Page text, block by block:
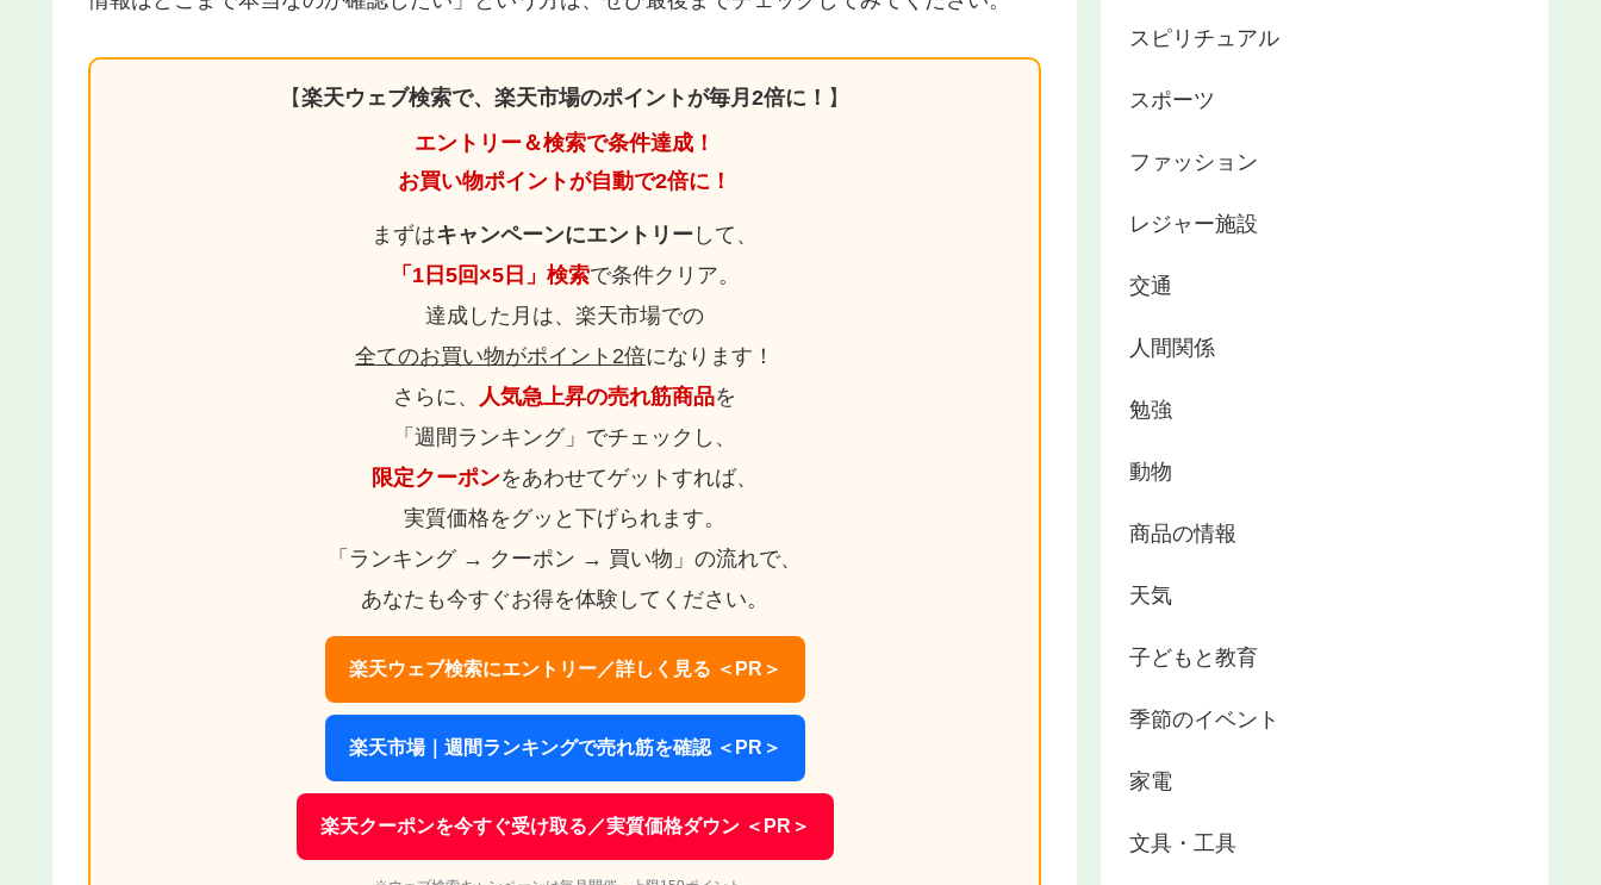
【楽天ウェブ検索で、楽天市場のポイントが毎月2倍に！ 】
エントリー＆検索で条件達成！
お買い物ポイントが自動で2倍に！
まずはキャンペーンにエントリー して、
「1日5回×5日」検索で条件クリア。
達成した月は、楽天市場での
全てのお買い物がポイント2倍になります！
さらに、
人気急上昇の売れ筋商品を
「週間ランキング」でチェックし、
限定クーポンをあわせてゲットすれば、
実質価格をグッと下げられます。
「ランキング → クーポン → 買い物」の流れで、
あなたも今すぐお得を体験してください。
楽天ウェブ検索にエントリー／詳しく見る ＜PR＞
楽天市場｜週間ランキングで売れ筋を確認 ＜PR＞
楽天クーポンを今すぐ受け取る／実質価格ダウン ＜PR＞
スピリチュアル
スポーツ
ファッション
レジャー施設
交通
人間関係
勉強
動物
商品の情報
天気
子どもと教育
季節のイベント
家電
文具・工具